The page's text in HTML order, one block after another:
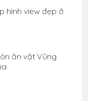
hình view đẹp ở
ăn vặt Vũng